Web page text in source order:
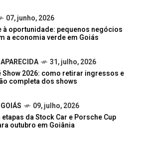
07, junho, 2026
à oportunidade: pequenos negócios
a economia verde em Goiás
31, julho, 2026
Show 2026: como retirar ingressos e
completa dos shows
09, julho, 2026
da Stock Car e Porsche Cup
outubro em Goiânia